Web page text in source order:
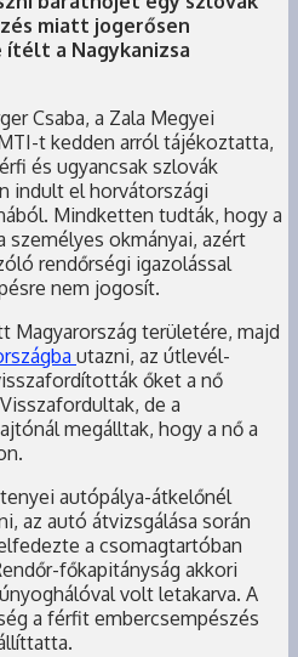
miatt jogerősen
a Nagykanizsa
Csaba, a Zala Megyei
t kedden arról tájékoztatta,
és ugyancsak szlovák
indult el horvátországi
Mindketten tudták, hogy a
személyes okmányai, azért
rendőrségi igazolással
nem jogosít.
Magyarország területére, majd
utazni, az útlevél-
őket a nő
de a
megálltak, hogy a nő a
autópálya-átkelőnél
az autó átvizsgálása során
a csomagtartóban
főkapitányság akkori
volt letakarva. A
a férfit embercsempészés